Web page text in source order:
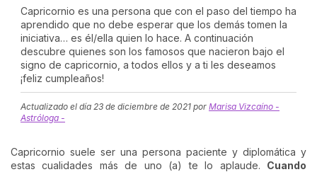
Capricornio es una persona que con el paso del tiempo ha
aprendido que no debe esperar que los demás tomen la
iniciativa… es él/ella quien lo hace. A continuación
descubre quienes son los famosos que nacieron bajo el
signo de capricornio, a todos ellos y a ti les deseamos
¡feliz cumpleaños!
Actualizado el día 23 de diciembre de 2021 por Marisa Vizcaíno -
Astróloga -
Capricornio suele ser una persona paciente y diplomática y
estas cualidades más de uno (a) te lo aplaude. Cuando